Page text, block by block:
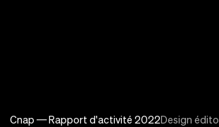
Cnap — Rapport d'activité 2022Design